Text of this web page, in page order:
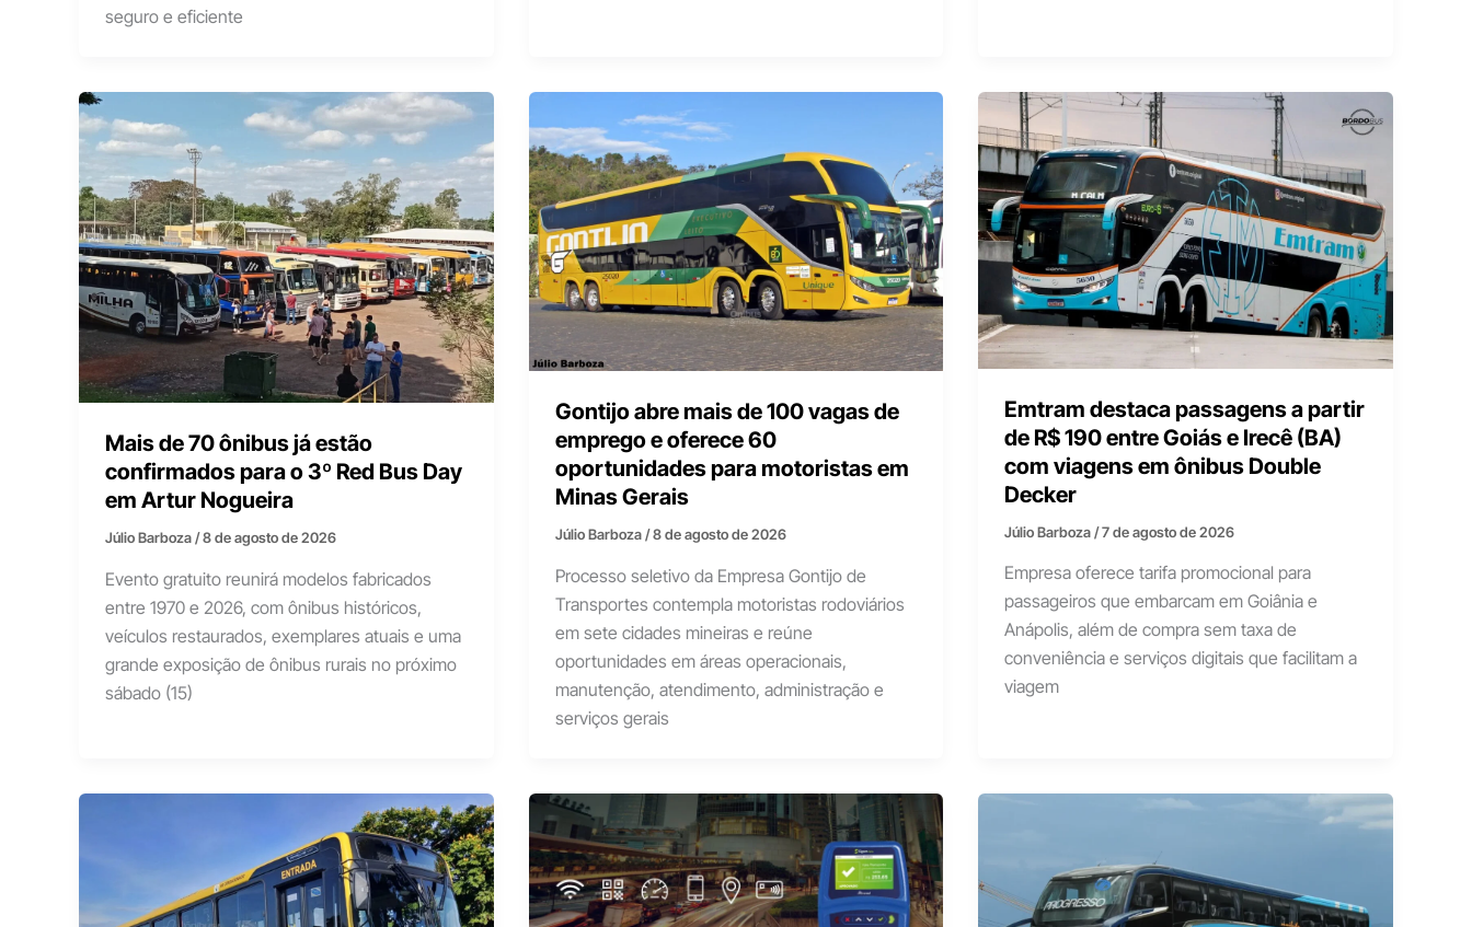
seguro e eficiente
Mais de 70 ônibus já estão
confirmados para o 3º Red Bus Day
em Artur Nogueira
Júlio Barboza/8 de agosto de 2026
Evento gratuito reunirá modelos fabricados
entre 1970 e 2026, com ônibus históricos,
veículos restaurados, exemplares atuais e uma
grande exposição de ônibus rurais no próximo
sábado (15)
Gontijo abre mais de 100 vagas de
emprego e oferece 60
oportunidades para motoristas em
Minas Gerais
Júlio Barboza/8 de agosto de 2026
Processo seletivo da Empresa Gontijo de
Transportes contempla motoristas rodoviários
em sete cidades mineiras e reúne
oportunidades em áreas operacionais,
manutenção, atendimento, administração e
serviços gerais
Emtram destaca passagens a partir
de R$ 190 entre Goiás e Irecê (BA)
com viagens em ônibus Double
Decker
Júlio Barboza/7 de agosto de 2026
Empresa oferece tarifa promocional para
passageiros que embarcam em Goiânia e
Anápolis, além de compra sem taxa de
conveniência e serviços digitais que facilitam a
viagem